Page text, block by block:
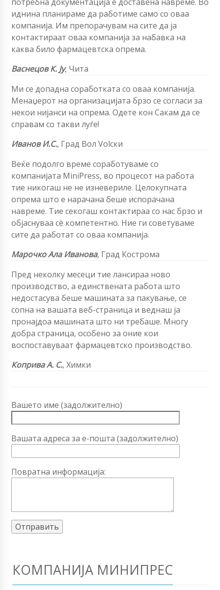
иднина планираме да работиме само со оваа
компанија. Им препорачувам на сите да ја
контактираат оваа компанија за набавка на
каква било фармацевтска опрема.
Васнецов К. Ју, Чита
Ми се допадна соработката со оваа компанија.
Менаџерот на организацијата брзо се согласи за
некои нијанси на опрема. Одете кон Сакам да се
справам со такви луѓе!
Иванов И.С., Град Вол Volски
Веќе подолго време соработуваме со
компанијата MiniPress, во процесот на работа
тие никогаш не не изневериле. Целокупната
опрема што е нарачана беше испорачана
навреме. Тие секогаш контактираа со нас брзо и
објаснуваа сè компетентно. Ние ги советуваме
сите да работат со оваа компанија.
Марочко Ала Иванова, Град Кострома
Пред неколку месеци тие лансираа ново
производство, а единствената работа што
недостасува беше машината за пакување, се
сопна на вашата веб-страница и веднаш ја
пронајдоа машината што ни требаше. Многу
добра страница, особено за оние кои
воспоставуваат фармацевтско производство.
Коприва А. С., Химки
Вашето име (задолжително)
Вашата адреса за е-пошта (задолжително)
Повратна информација:
КОМПАНИЈА МИНИПРЕС